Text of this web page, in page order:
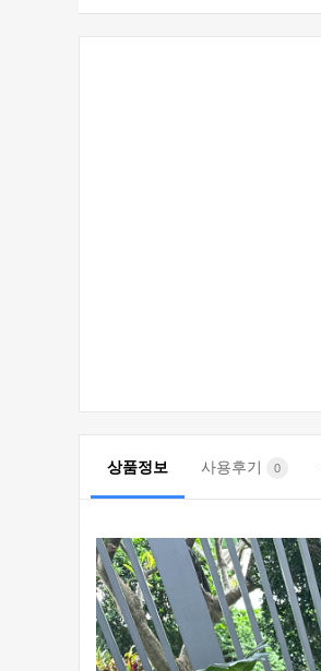
상품정보 사용후기 0